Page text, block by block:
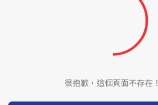
很抱歉，這個頁面不存在！